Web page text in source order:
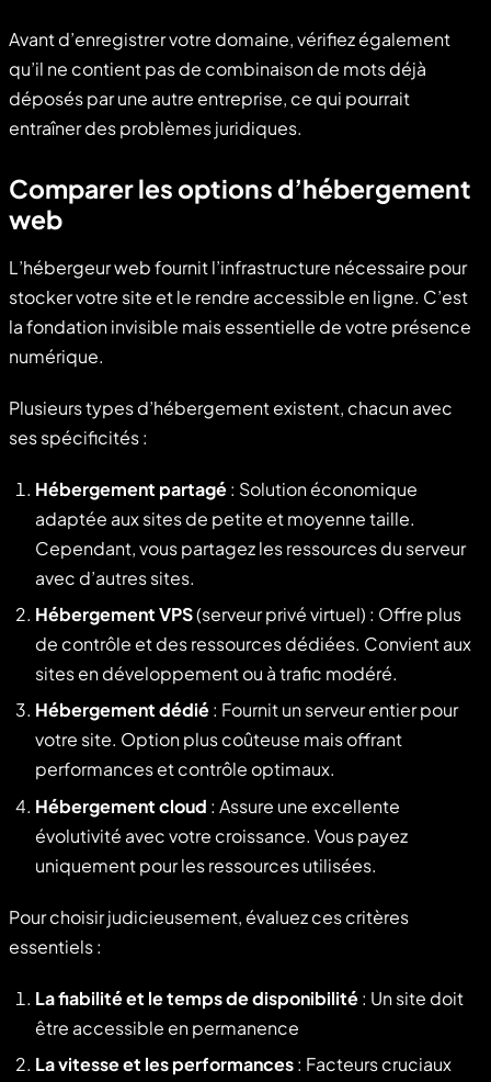
Avant d’enregistrer votre domaine, vérifiez également
qu’il ne contient pas de combinaison de mots déjà
déposés par une autre entreprise, ce qui pourrait
entraîner des problèmes juridiques.
Comparer les options d’hébergement
web
L’hébergeur web fournit l’infrastructure nécessaire pour
stocker votre site et le rendre accessible en ligne. C’est
la fondation invisible mais essentielle de votre présence
numérique.
Plusieurs types d’hébergement existent, chacun avec
ses spécificités :
Hébergement partagé: Solution économique
adaptée aux sites de petite et moyenne taille.
Cependant, vous partagez les ressources du serveur
avec d’autres sites.
Hébergement VPS(serveur privé virtuel) : Offre plus
de contrôle et des ressources dédiées. Convient aux
sites en développement ou à trafic modéré.
Hébergement dédié: Fournit un serveur entier pour
votre site. Option plus coûteuse mais offrant
performances et contrôle optimaux.
Hébergement cloud : Assure une excellente
évolutivité avec votre croissance. Vous payez
uniquement pour les ressources utilisées.
Pour choisir judicieusement, évaluez ces critères
essentiels :
La fiabilité et le temps de disponibilité: Un site doit
être accessible en permanence
La vitesse et les performances: Facteurs cruciaux